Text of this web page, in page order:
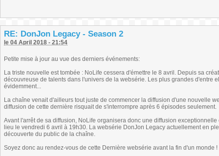
RE: DonJon Legacy - Season 2
le 04 April 2018 - 21:54
Petite mise à jour au vue des derniers événements:
La triste nouvelle est tombée : NoLife cessera d'émettre le 8 avril. Depuis sa
découvreuse de talents dans l'univers de la websérie. Les plus grandes d'entre
évidemment...
La chaîne venait d'ailleurs tout juste de commencer la diffusion d'une nouvelle
diffusion de cette dernière risquait de s'interrompre après 6 épisodes seulement.
Avant l'arrêt de sa diffusion, NoLife organisera donc une diffusion
lieu le vendredi 6 avril à 19h30. La websérie DonJon Legacy actuellement en
découverte du public de la chaîne.
Soyez donc au rendez-vous de cette Dernière websérie avant la fin d'un monde !